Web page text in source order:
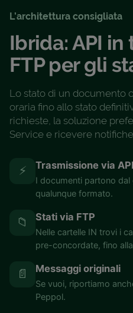
L’architettura consigliata
Ibrida: API
FTP per gli
Lo stato di un documento
oraria fino allo stato
richieste, la soluzione
Service e ricevere
⚡ Trasmissione via API
I documenti partono dal
qualunque formato.
📁 Stati via FTP
Nelle cartelle IN trovi i
pre-concordate, fino
📄 Messaggi originali
Se vuoi, riportiamo
Peppol.